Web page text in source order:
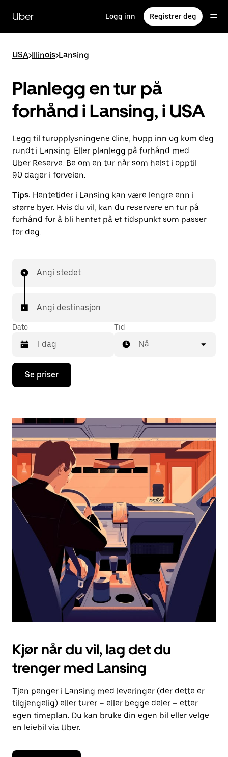
hovedinnholdet
Uber Logg inn Registrer deg
USA>Illinois>Lansing
Planlegg en tur på
forhånd i Lansing, i USA
Legg til turopplysningene dine, hopp inn og kom deg
rundt i Lansing. Eller planlegg på forhånd med
Uber Reserve. Be om en tur når som helst i opptil
90 dager i forveien.
Tips: Hentetider i Lansing kan være lengre enn i
større byer. Hvis du vil, kan du reservere en tur på
forhånd for å bli hentet på et tidspunkt som passer
for deg.
Angi stedet
Angi destinasjon
Dato
Trykk
piltast
åpne
og
velge
dato.
Trykk
på
Esc-
knappen
kalenderen.
Tid
Nå
Se priser
Kjør når du vil, lag det du
trenger med Lansing
Tjen penger i Lansing med leveringer (der dette er
tilgjengelig) eller turer – eller begge deler – etter
egen timeplan. Du kan bruke din egen bil eller velge
en leiebil via Uber.